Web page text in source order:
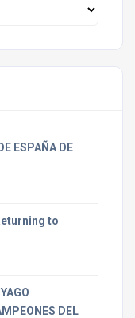
ESPAÑA DE
to
DEL